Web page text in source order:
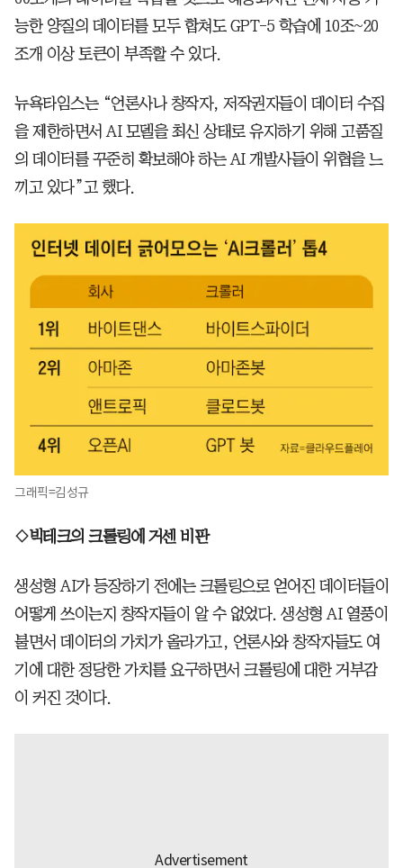
능한 양질의 데이터를 모두 합쳐도 GPT-5 학습에 10조~20
조개 이상 토큰이 부족할 수 있다.
뉴욕타임스는 “언론사나 창작자, 저작권자들이 데이터 수집
을 제한하면서 AI 모델을 최신 상태로 유지하기 위해 고품질
의 데이터를 꾸준히 확보해야 하는 AI 개발사들이 위협을 느
끼고 있다”고 했다.
그래픽=김성규
◇빅테크의 크롤링에 거센 비판
생성형 AI가 등장하기 전에는 크롤링으로 얻어진 데이터들이
어떻게 쓰이는지 창작자들이 알 수 없었다. 생성형 AI 열풍이
불면서 데이터의 가치가 올라가고, 언론사와 창작자들도 여
기에 대한 정당한 가치를 요구하면서 크롤링에 대한 거부감
이 커진 것이다.